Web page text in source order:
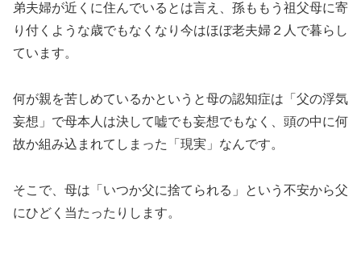
弟夫婦が近くに住んでいるとは言え、孫ももう祖父母に寄
り付くような歳でもなくなり今はほぼ老夫婦２人で暮らし
ています。
何が親を苦しめているかというと母の認知症は「父の浮気
妄想」で母本人は決して嘘でも妄想でもなく、頭の中に何
故か組み込まれてしまった「現実」なんです。
そこで、母は「いつか父に捨てられる」という不安から父
にひどく当たったりします。